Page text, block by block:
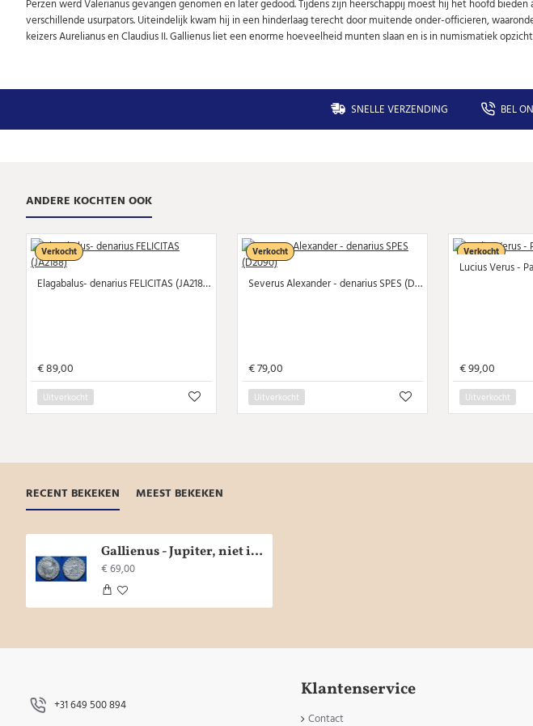
Perzen werd Valerianus gevangen genomen en later gedood. Tijdens zijn heerschappij moest hij het hoofd
verschillende usurpators. Uiteindelijk kwam hij in een hinderlaag terecht door muitende onder-officieren,
keizers Aurelianus en Claudius II. Gallienus liet een enorme hoeveelheid munten slaan en is in numismatiek
SNELLE VERZENDING BEL
ANDERE KOCHTEN OOK
Verkocht
Elagabalus- denarius FELICITAS (JA2188)
€ 89,00
Uitverkocht
Verkocht
Severus Alexander - denarius SPES (D2090)
€ 79,00
Uitverkocht
Verkocht
Lucius Verus -
€ 99,00
Uitverkocht
RECENT BEKEKEN MEEST BEKEKEN
Gallienus - Jupiter, niet in RIC, zeldzaam (D1904)
€ 69,00
+31 649 500 894
Klantenservice
Contact